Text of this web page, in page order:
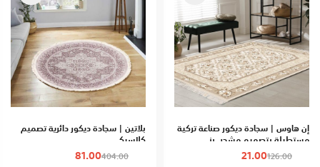
إن هاوس | سجادة ديكور صناعة تركية
مستطيلة بتصميم مشجر, بني
21.00126.00
بلاتين | سجادة ديكور دائرية تصميم
كلاسيكي
81.00404.00